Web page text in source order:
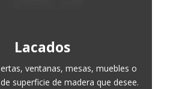
Lacados
ventanas, mesas, muebles o
superficie de madera que desee.